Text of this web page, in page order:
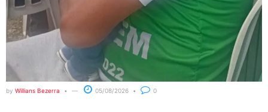
by Willians Bezerra 05/08/2026 0